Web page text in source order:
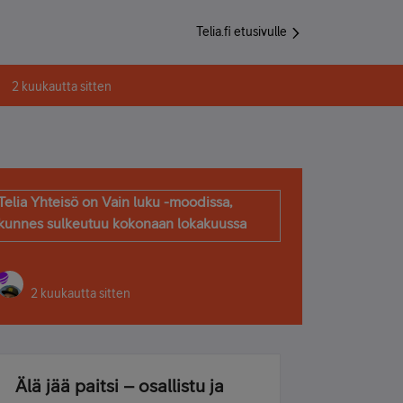
Telia.fi etusivulle
2 kuukautta sitten
Yhteisö on Vain luku -moodissa,
sulkeutuu kokonaan lokakuussa
2 kuukautta sitten
Älä jää paitsi – osallistu ja